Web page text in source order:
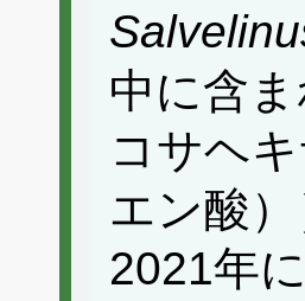
中に含
コサヘ
エン酸
2021年